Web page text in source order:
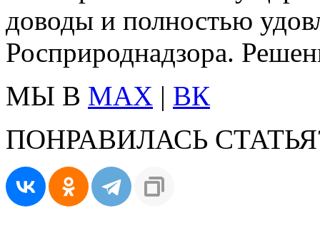
доводы и полностью
Росприроднадзора.
МЫ В MAX | ВК
ПОНРАВИЛАСЬ